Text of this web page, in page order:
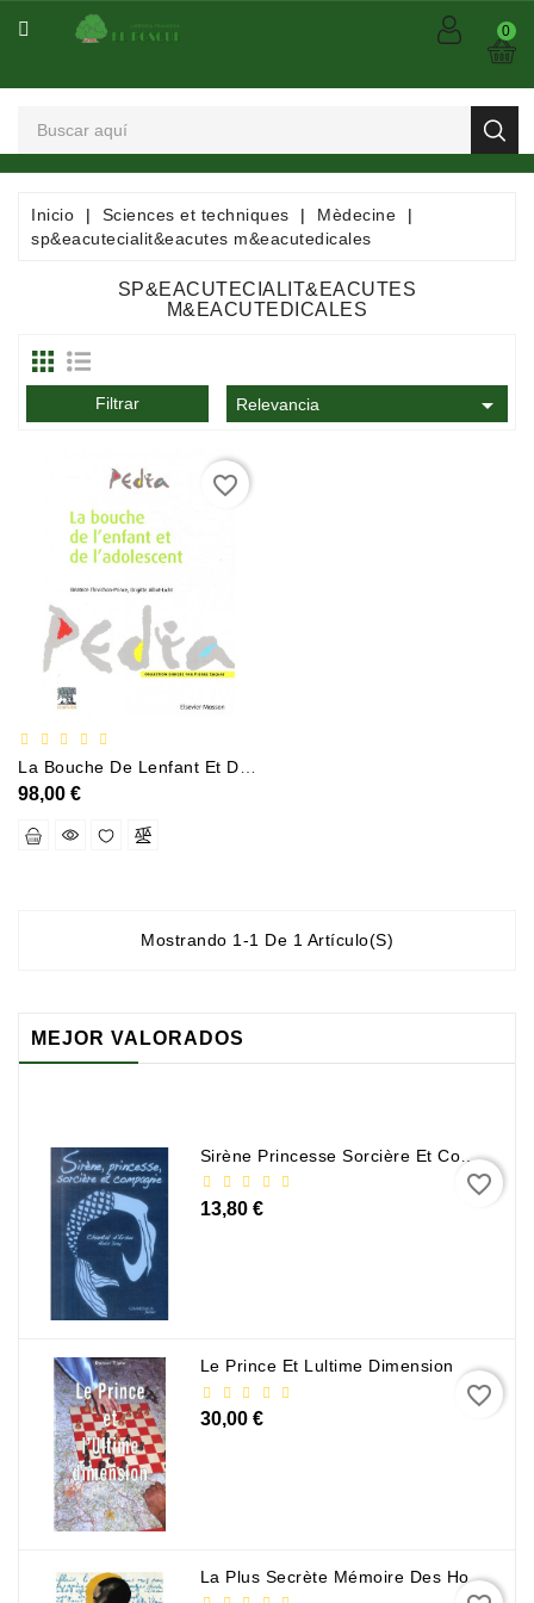
CATEGORÍA
Spectacles
Dessinées
Consommables
Encyclopédies
Documentation
Entreprise
Économie
Droit
Et
Science-
Fiction
Parascolaire
Thriller
Religion
Ésotérisme
Romans
Nouvelles
Genre
Romance
Sciences
Sociales
0
Inicio Sciences et techniques
Mèdecine
sp&eacutecialit&eacutes m&eacutedicales
SP&EACUTECIALIT&EACUTES
M&EACUTEDICALES
Filtrar Relevancia 
98,00 €
favorite_border
Mostrando 1-1 De 1 Artículo(s)
MEJOR VALORADOS
Sirène Princesse Sorcière Et Compagnie
13,80 €
favorite_border
Le Prince Et Lultime Dimension
30,00 €
favorite_border
La Plus Secrète Mémoire Des Hommes - Mohamed Mbougar Sarr